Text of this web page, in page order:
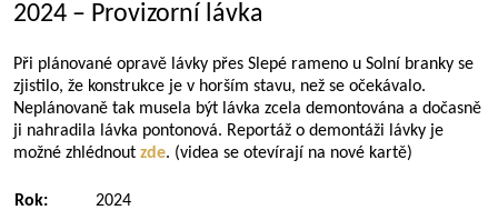
2024 – Provizorní lávka
Při plánované opravě lávky přes Slepé rameno u Solní branky se
zjistilo, že konstrukce je v horším stavu, než se očekávalo.
Neplánovaně tak musela být lávka zcela demontována a dočasně
ji nahradila lávka pontonová. Reportáž o demontáži lávky je
možné zhlédnout zde. (videa se otevírají na nové kartě)
Rok:
2024